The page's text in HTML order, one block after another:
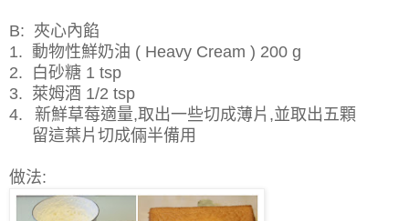
B: 夾心內餡
1. 動物性鮮奶油 ( Heavy Cream ) 200 g
2. 白砂糖 1 tsp
3. 萊姆酒 1/2 tsp
4.
新鮮草莓適量,取出一些切成薄片,並取出五顆
留這葉片切成倆半備用
做法: